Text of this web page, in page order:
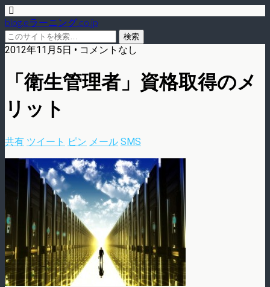
blog.eラーニング.co.jp
2012年11月5日 • コメントなし
「衛生管理者」資格取得のメ
リット
共有 ツイート ピン メール SMS